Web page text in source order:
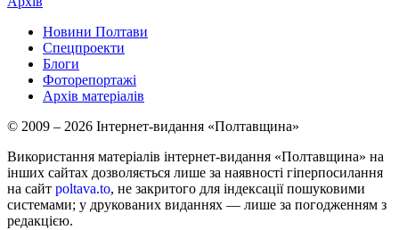
Новини Полтави
Спецпроекти
Блоги
Фоторепортажі
Архів матеріалів
© 2009 – 2026 Інтернет-видання «Полтавщина»
Використання матеріалів інтернет-видання «Полтавщина» на
інших сайтах дозволяється лише за наявності гіперпосилання
на сайт poltava.to, не закритого для індексації пошуковими
системами; у друкованих виданнях — лише за погодженням з
редакцією.